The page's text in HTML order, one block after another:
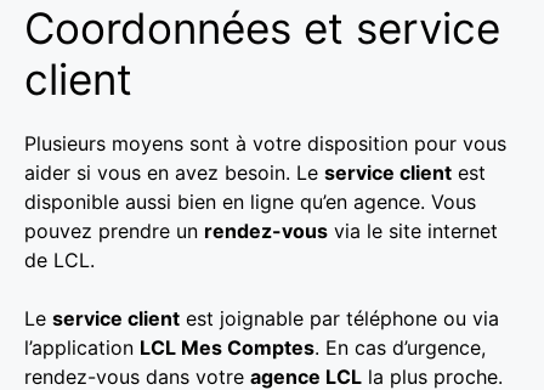
Coordonnées et service
client
Plusieurs moyens sont à votre disposition pour vous
aider si vous en avez besoin. Le service client est
disponible aussi bien en ligne qu’en agence. Vous
pouvez prendre un rendez-vous via le site internet
de LCL.
Le service client est joignable par téléphone ou via
l’application LCL Mes Comptes. En cas d’urgence,
rendez-vous dans votre agence LCL la plus proche.